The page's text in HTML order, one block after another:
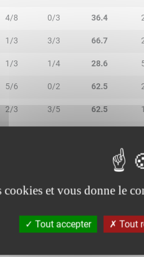
4/8 0/3 36.4
1/3 3/3 66.7
1/3 1/4 28.6
5/6 0/2 62.5
2/3 3/5 62.5
cookies et vous donne le
Tout accepter Tout